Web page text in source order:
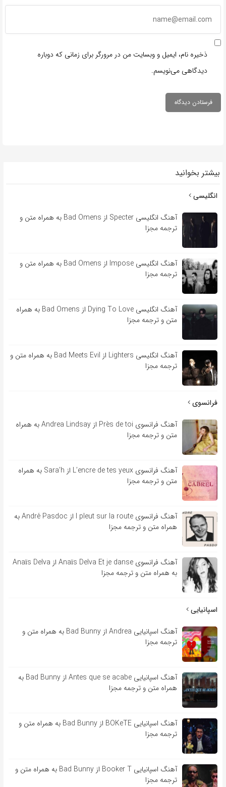
ذخیره نام، ایمیل و وبسایت من در مرورگر برای زمانی که دوباره
دیدگاهی می‌نویسم.
بیشتر بخوانید
انگلیسی
آهنگ انگلیسی Specter از Bad Omens به همراه متن و
ترجمه مجزا
آهنگ انگلیسی Impose از Bad Omens به همراه متن و
ترجمه مجزا
آهنگ انگلیسی Dying To Love از Bad Omens به همراه
متن و ترجمه مجزا
آهنگ انگلیسی Lighters از Bad Meets Evil به همراه متن و
ترجمه مجزا
فرانسوی
آهنگ فرانسوی Près de toi از Andrea Lindsay به همراه
متن و ترجمه مجزا
آهنگ فرانسوی L’encre de tes yeux از Sara’h به همراه
متن و ترجمه مجزا
آهنگ فرانسوی l pleut sur la route از André Pasdoc به
همراه متن و ترجمه مجزا
آهنگ فرانسوی Anaïs Delva Et je danse از Anaïs Delva
به همراه متن و ترجمه مجزا
اسپانیایی
آهنگ اسپانیایی Andrea از Bad Bunny به همراه متن و
ترجمه مجزا
آهنگ اسپانیایی Antes que se acabe از Bad Bunny به
همراه متن و ترجمه مجزا
آهنگ اسپانیایی BOKeTE از Bad Bunny به همراه متن و
ترجمه مجزا
آهنگ اسپانیایی Booker T از Bad Bunny به همراه متن و
ترجمه مجزا